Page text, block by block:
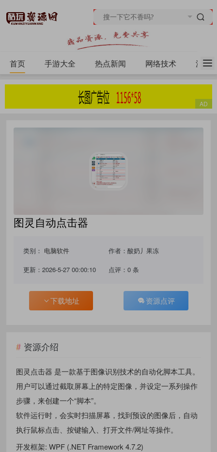
首页 手游大全 热点新闻 网络技术 源码
图灵自动点击器
类别： 电脑软件 作者：酸奶丿果冻
更新：2026-5-27 00:00:10 点评：0 条
下载地址 资源点评
资源介绍
图灵点击器 是一款基于图像识别技术的自动化脚本工具。
用户可以通过截取屏幕上的特定图像，并设定一系列操作
步骤，来创建一个“脚本”。
软件运行时，会实时扫描屏幕，找到预设的图像后，自动
执行鼠标点击、按键输入、打开文件/网址等操作。
开发框架: WPF (.NET Framework 4.7.2)